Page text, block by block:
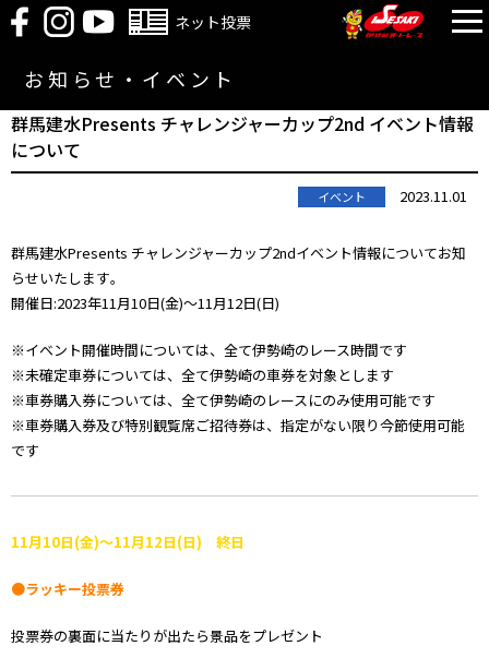
ネット投票
お知らせ・イベント
群馬建水Presents チャレンジャーカップ2nd イベント情報
について
イベント 2023.11.01
群馬建水Presents チャレンジャーカップ2ndイベント情報についてお知
らせいたします｡
開催日:2023年11月10日(金)～11月12日(日)
※イベント開催時間については、全て伊勢崎のレース時間です
※未確定車券については、全て伊勢崎の車券を対象とします
※車券購入券については、全て伊勢崎のレースにのみ使用可能です
※車券購入券及び特別観覧席ご招待券は、指定がない限り今節使用可能
です
11月10日(金)～11月12日(日) 終日
●ラッキー投票券
投票券の裏面に当たりが出たら景品をプレゼント